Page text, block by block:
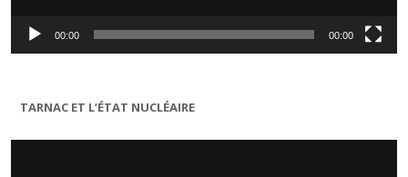
00:00 00:00
TARNAC ET L’ÉTAT NUCLÉAIRE
Lecteur